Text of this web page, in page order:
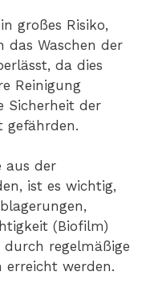
großes Risiko,
das Waschen der
da dies
Reinigung
Sicherheit der
gefährden.
aus der
ist es wichtig,
(Biofilm)
regelmäßige
erreicht werden.